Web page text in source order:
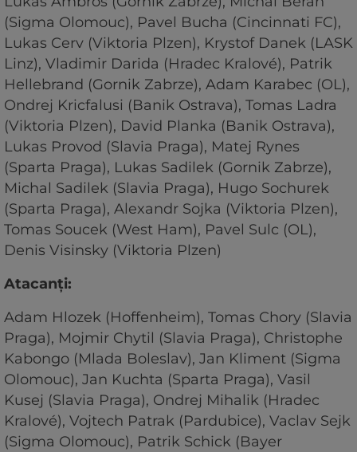
(Sigma Olomouc), Pavel Bucha (Cincinnati FC),
Lukas Cerv (Viktoria Plzen), Krystof Danek (LASK
Linz), Vladimir Darida (Hradec Kralové), Patrik
Hellebrand (Gornik Zabrze), Adam Karabec (OL),
Ondrej Kricfalusi (Banik Ostrava), Tomas Ladra
(Viktoria Plzen), David Planka (Banik Ostrava),
Lukas Provod (Slavia Praga), Matej Rynes
(Sparta Praga), Lukas Sadilek (Gornik Zabrze),
Michal Sadilek (Slavia Praga), Hugo Sochurek
(Sparta Praga), Alexandr Sojka (Viktoria Plzen),
Tomas Soucek (West Ham), Pavel Sulc (OL),
Denis Visinsky (Viktoria Plzen)
Atacanţi:
Adam Hlozek (Hoffenheim), Tomas Chory (Slavia
Praga), Mojmir Chytil (Slavia Praga), Christophe
Kabongo (Mlada Boleslav), Jan Kliment (Sigma
Olomouc), Jan Kuchta (Sparta Praga), Vasil
Kusej (Slavia Praga), Ondrej Mihalik (Hradec
Kralové), Vojtech Patrak (Pardubice), Vaclav Sejk
(Sigma Olomouc), Patrik Schick (Bayer